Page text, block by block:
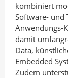
kombiniert
Software- und
Anwendungs-
damit
Data,
Embedded
Zudem